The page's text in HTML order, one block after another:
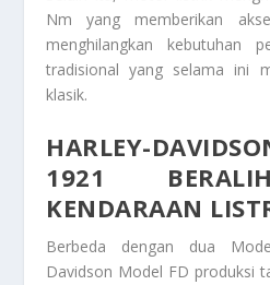
Nm yang memberikan
menghilangkan kebutuhan
tradisional yang selama ini
klasik.
HARLEY-
1921
KENDARAAN
Berbeda dengan dua
Davidson Model FD produksi